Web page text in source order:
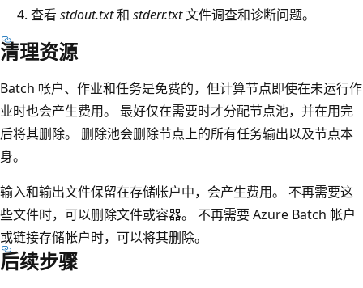
查看 stdout.txt和 stderr.txt文件调查和诊断问题。
清理资源
Batch 帐户、作业和任务是免费的，但计算节点即使在未运行作
业时也会产生费用。 最好仅在需要时才分配节点池，并在用完
后将其删除。 删除池会删除节点上的所有任务输出以及节点本
身。
输入和输出文件保留在存储帐户中，会产生费用。 不再需要这
些文件时，可以删除文件或容器。 不再需要 Azure Batch 帐户
或链接存储帐户时，可以将其删除。
后续步骤